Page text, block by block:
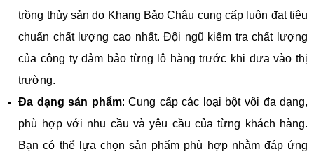
trồng thủy sản do Khang Bảo Châu cung cấp luôn đạt tiêu
chuẩn chất lượng cao nhất. Đội ngũ kiểm tra chất lượng
của công ty đảm bảo từng lô hàng trước khi đưa vào thị
trường.
Đa dạng sản phẩm: Cung cấp các loại bột vôi đa dạng,
phù hợp với nhu cầu và yêu cầu của từng khách hàng.
Bạn có thể lựa chọn sản phẩm phù hợp nhằm đáp ứng